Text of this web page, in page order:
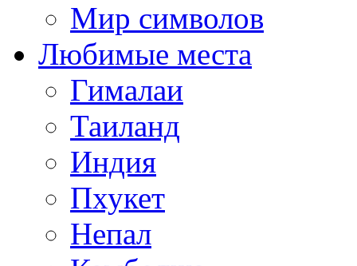
Мир символов
Любимые места
Гималаи
Таиланд
Индия
Пхукет
Непал